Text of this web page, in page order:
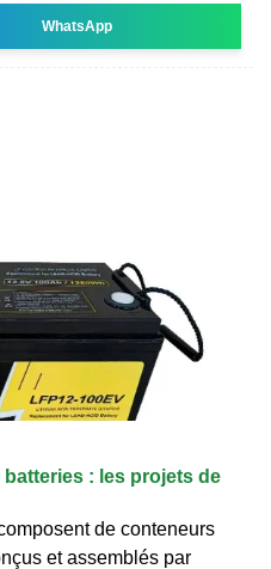
WhatsApp
: les projets de
de conteneurs
et assemblés par